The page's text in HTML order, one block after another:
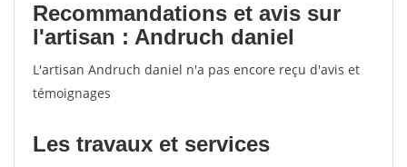
Recommandations et avis sur
l'artisan : Andruch daniel
L'artisan Andruch daniel n'a pas encore reçu d'avis et
témoignages
Les travaux et services